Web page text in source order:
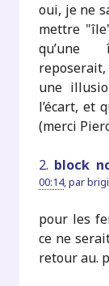
oui, je ne
mettre
qu’une
reposerait,
une
l’écart, et
(merci
2. block
00:14,par
pour les
ce ne
retour au.